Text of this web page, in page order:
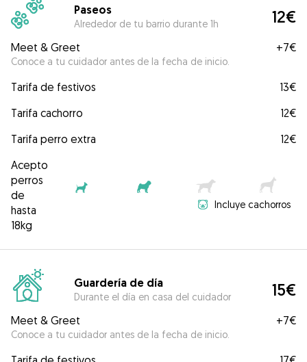
Paseos
Alrededor de tu barrio durante 1h 12€
Meet & Greet
Conoce a tu cuidador antes de la fecha de inicio.
+7€
Tarifa de festivos
13€
Tarifa cachorro
12€
Tarifa perro extra
12€
Acepto
perros
de
hasta
18kg
Incluye cachorros
Guardería de día
Durante el día en casa del cuidador 15€
Meet & Greet
Conoce a tu cuidador antes de la fecha de inicio.
+7€